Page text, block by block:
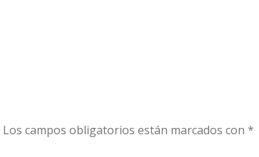
Los campos obligatorios están marcados con *